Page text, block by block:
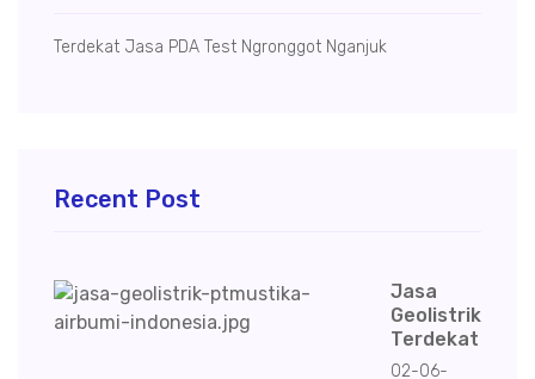
Terdekat Jasa PDA Test Ngronggot Nganjuk
Recent Post
Jasa
Geolistrik
Terdekat
02-06-